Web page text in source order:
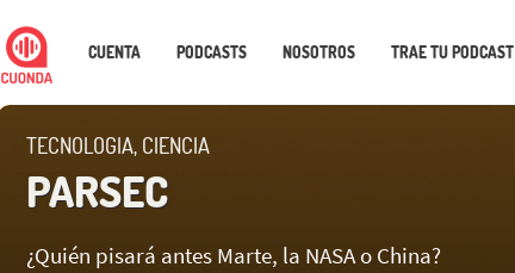
CUENTA PODCASTS NOSOTROS TRAE TU PODCAST
TECNOLOGIA, CIENCIA
PARSEC
¿Quién pisará antes Marte, la NASA o China?